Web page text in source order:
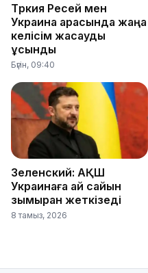
Түркия Ресей мен
Украина арасында жаңа
келісім жасауды
ұсынды
Бүгін, 09:40
Зеленский: АҚШ
Украинаға ай сайын
зымыран жеткізеді
8 тамыз, 2026